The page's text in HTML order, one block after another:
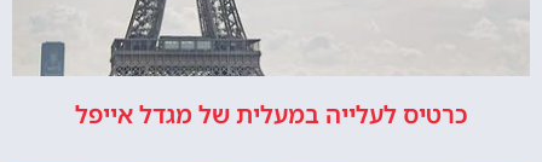
כרטיס לעלייה במעלית של מגדל אייפל